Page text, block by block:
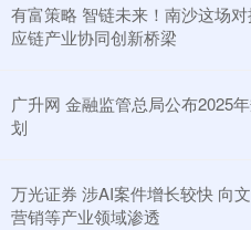
有富策略 智链未来！南沙这场
应链产业协同创新桥梁
广升网 金融监管总局公布2025
划
万光证券 涉AI案件增长较快 向
营销等产业领域渗透